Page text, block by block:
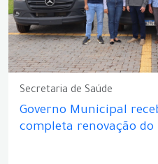
Secretaria de Saúde
Governo Municipal
completa renovação